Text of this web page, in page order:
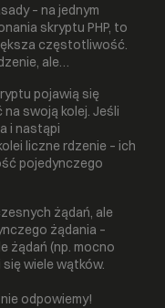
– na jednym
skryptu PHP, to
częstotliwość.
ale…
pojawią się
swoją kolej. Jeśli
i nastąpi
liczne rdzenie – ich
pojedynczego
żądań, ale
żądania –
żądań (np. mocno
wiele wątków.
odpowiemy!